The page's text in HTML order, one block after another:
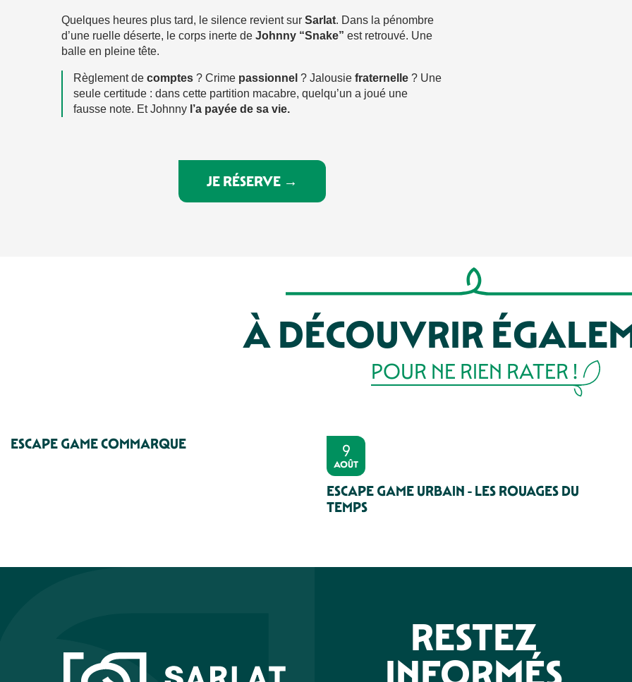
Quelques heures plus tard, le silence revient sur Sarlat. Dans la pénombre
d’une ruelle déserte, le corps inerte de Johnny “Snake” est retrouvé. Une
balle en pleine tête.
Règlement de comptes ? Crime passionnel ? Jalousie fraternelle ? Une
seule certitude : dans cette partition macabre, quelqu’un a joué une
fausse note. Et Johnny l’a payée de sa vie.
JE RÉSERVE →
À DÉCOUVRIR
POUR NE RIEN RATER !
ESCAPE GAME COMMARQUE 9
AOÛT
ESCAPE GAME URBAIN - LES ROUAGES DU
TEMPS
RESTEZ